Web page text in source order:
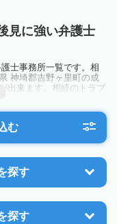
見に強い弁護士
士事務所一覧です。相
神埼郡吉野ヶ里町の成
出来ます。相続のトラブ
に相談してみましょう。
む
探す
探す